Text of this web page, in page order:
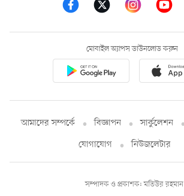
মোবাইল অ্যাপস ডাউনলোড করুন
আমাদের সম্পর্কে বিজ্ঞাপন সার্কুলেশন
যোগাযোগ
নিউজলেটার
সম্পাদক ও প্রকাশক: মতিউর রহমান